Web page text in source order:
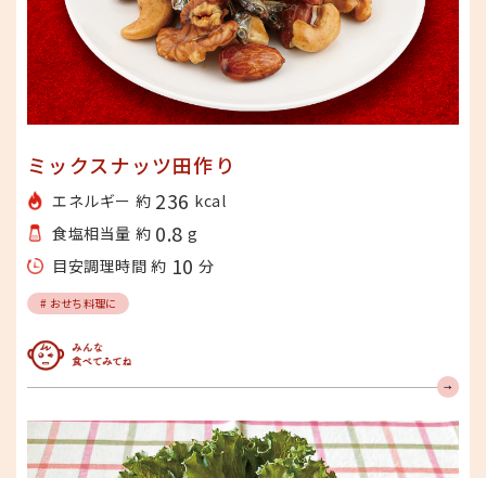
ミックスナッツ田作り
エネルギー 約 236 kcal
食塩相当量 約 0.8 g
目安調理時間 約 10 分
# おせち料理に
みんな食べてみてね